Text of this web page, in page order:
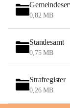
0,82 MB
Standesamt
0,75 MB
Strafregister
0,26 MB